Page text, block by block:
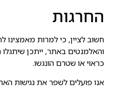
החרגות
חשוב לציין, כי למרות מאמצינו
והאלמנטים באתר, ייתכן שיתגלו
כראוי או שטרם הונגשו.
אנו פועלים לשפר את נגישות